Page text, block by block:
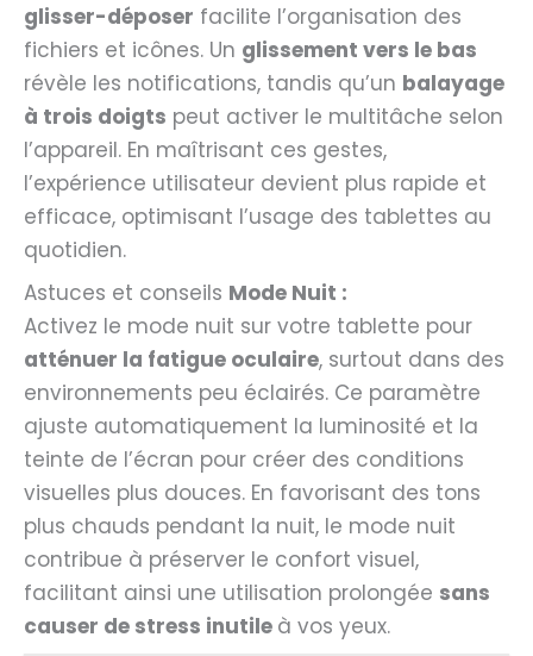
glisser-déposer facilite l’organisation des
fichiers et icônes. Un glissement vers le bas
révèle les notifications, tandis qu’un balayage
à trois doigts peut activer le multitâche selon
l’appareil. En maîtrisant ces gestes,
l’expérience utilisateur devient plus rapide et
efficace, optimisant l’usage des tablettes au
quotidien.
Astuces et conseils Mode Nuit :
Activez le mode nuit sur votre tablette pour
atténuer la fatigue oculaire, surtout dans des
environnements peu éclairés. Ce paramètre
ajuste automatiquement la luminosité et la
teinte de l’écran pour créer des conditions
visuelles plus douces. En favorisant des tons
plus chauds pendant la nuit, le mode nuit
contribue à préserver le confort visuel,
facilitant ainsi une utilisation prolongée sans
causer de stress inutile à vos yeux.